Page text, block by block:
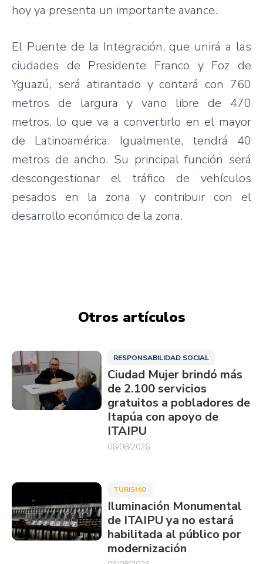
hoy ya presenta un importante avance.
El Puente de la Integración, que unirá a las
ciudades de Presidente Franco y Foz de
Yguazú, será atirantado y contará con 760
metros de largura y vano libre de 470
metros, lo que va a convertirlo en el mayor
de Latinoamérica. Igualmente, tendrá 40
metros de ancho. Su principal función será
descongestionar el tráfico de vehículos
pesados en la zona y contribuir con el
desarrollo económico de la zona.
Otros artículos
RESPONSABILIDAD SOCIAL
Ciudad Mujer brindó más
de 2.100 servicios
gratuitos a pobladores de
Itapúa con apoyo de
ITAIPU
06/08/2026
TURISMO
Iluminación Monumental
de ITAIPU ya no estará
habilitada al público por
modernización